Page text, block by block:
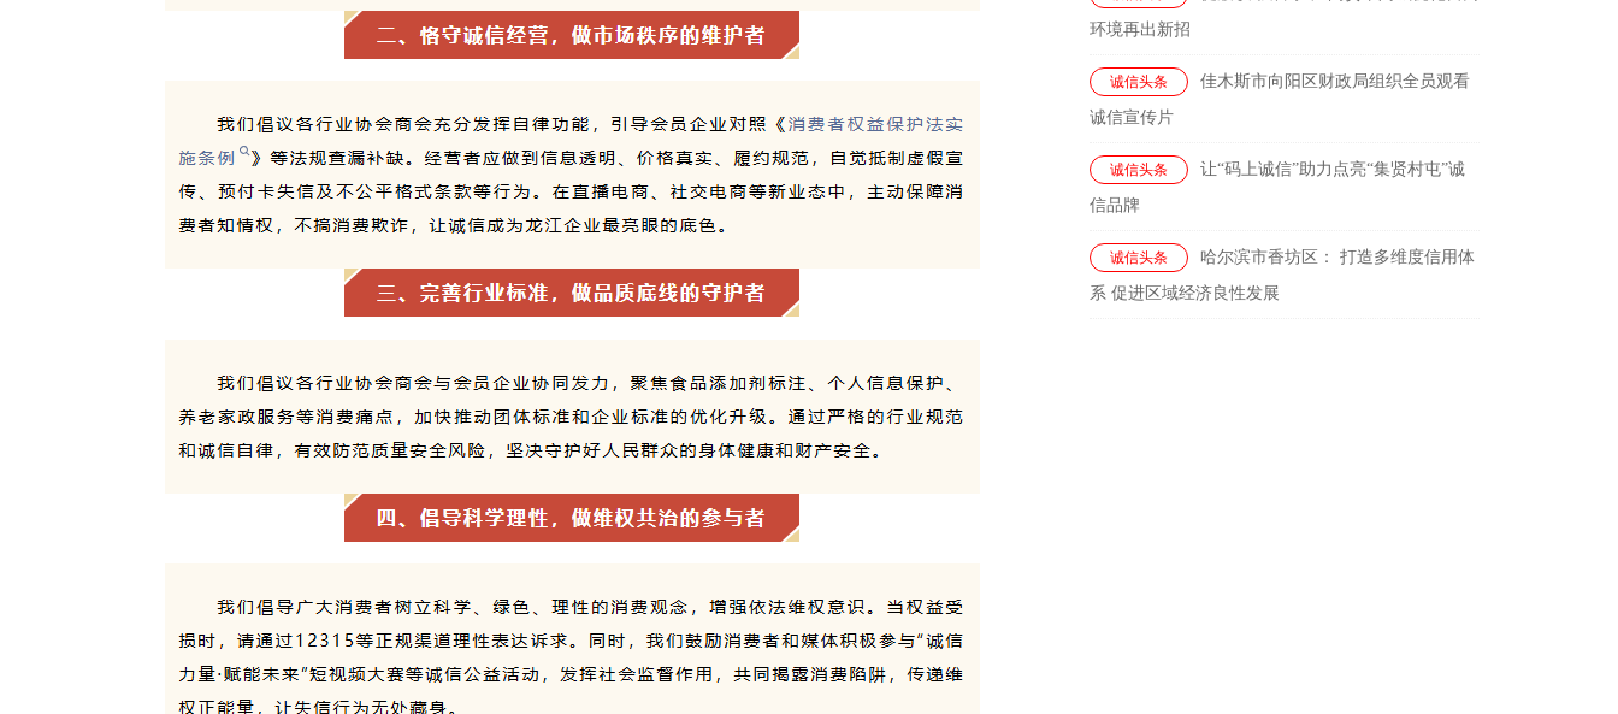
环境再出新招
诚信头条
佳木斯市向阳区财政局组织全员观看
诚信宣传片
诚信头条
让“码上诚信”助力点亮“集贤村屯”诚
信品牌
诚信头条
哈尔滨市香坊区： 打造多维度信用体
系 促进区域经济良性发展